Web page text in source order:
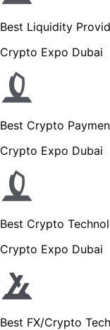
Best Liquidity
Crypto Expo Dubai
Best Crypto
Crypto Expo Dubai
Best Crypto
Crypto Expo Dubai
Best FX/Crypto